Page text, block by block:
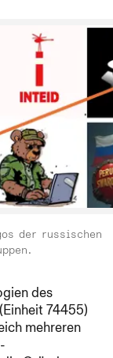
der russischen
des
74455)
mehreren